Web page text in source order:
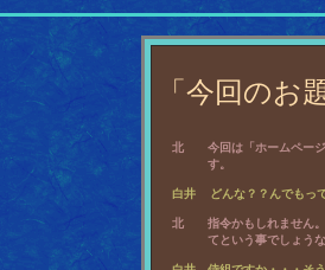
「今回のお
北　　今回は「ホームペー
北　　指令かもしれません